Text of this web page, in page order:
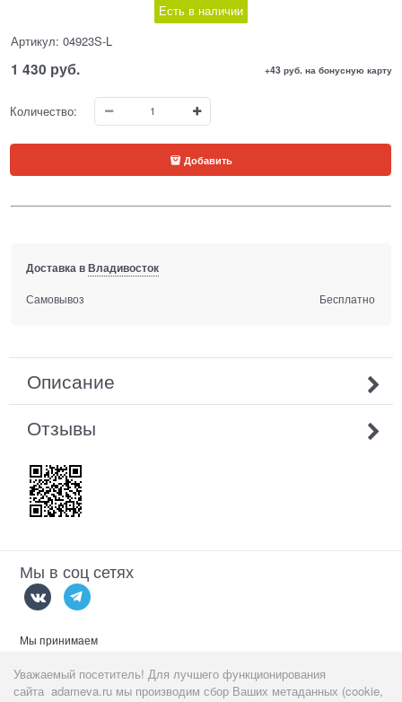
Есть в наличии
Артикул: 04923S-L
1 430 руб. +43 руб. на бонусную карту
Количество:
Добавить
Доставка вВладивосток
Самовывоз Бесплатно
Описание
Отзывы
Мы в соц сетях
Мы принимаем
Уважаемый посетитель! Для лучшего функционирования
сайта adameva.ru мы производим сбор Ваших метаданных (cookie,